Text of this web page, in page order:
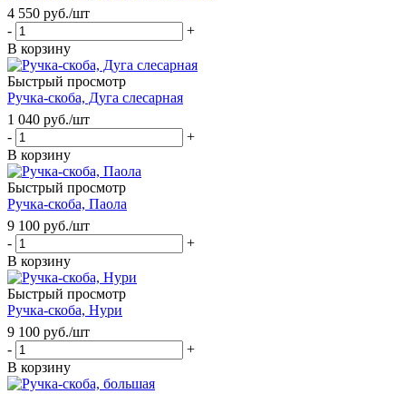
4 550 руб./шт
-
+
В корзину
Быстрый просмотр
Ручка-скоба, Дуга слесарная
1 040 руб./шт
-
+
В корзину
Быстрый просмотр
Ручка-скоба, Паола
9 100 руб./шт
-
+
В корзину
Быстрый просмотр
Ручка-скоба, Нури
9 100 руб./шт
-
+
В корзину